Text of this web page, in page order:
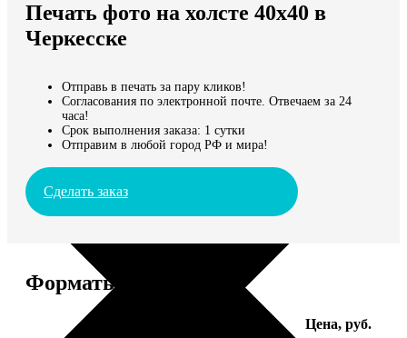
Мы доставляем по всему миру
Продолжить без города
Печать фото на холсте 40х40 в
Черкесске
Отправь в печать за пару кликов!
Согласования по электронной почте. Отвечаем за 24
часа!
Срок выполнения заказа: 1 сутки
Отправим в любой город РФ и мира!
Сделать заказ
Форматы и цены
Цена, руб.